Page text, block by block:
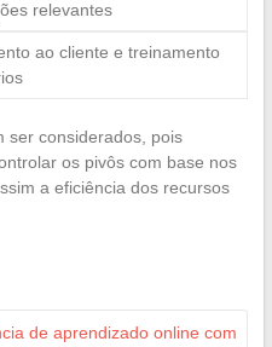
relevantes
ao cliente e treinamento
ser considerados, pois
os pivôs com base nos
a eficiência dos recursos
de aprendizado online com